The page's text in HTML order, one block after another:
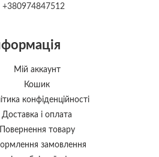
+380974847512
Мій аккаунт
Кошик
конфіденційності
Доставка і оплата
Повернення товару
замовлення